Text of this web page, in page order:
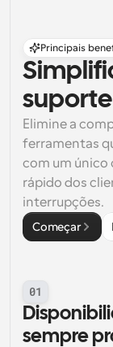
Blogue
Reuniões
Reunião
Links de
Agende
Principais
Elimine a
ferramentas
com um único
rápido dos
interrupções.
Começar
01
sempre